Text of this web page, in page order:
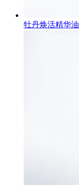
牡丹焕活精华油